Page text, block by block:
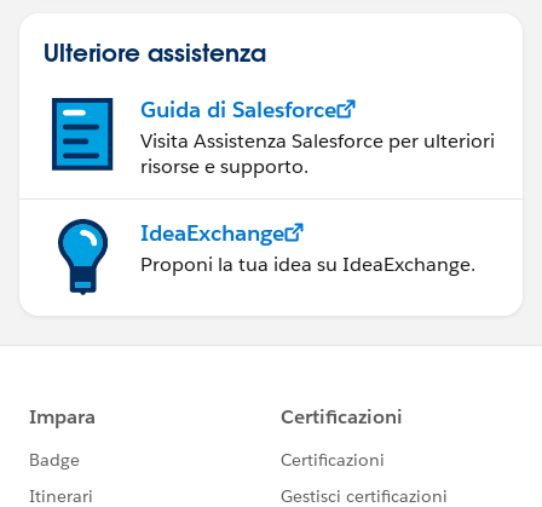
Ulteriore assistenza
Guida di Salesforce
Visita Assistenza Salesforce per ulteriori
risorse e supporto.
IdeaExchange
Proponi la tua idea su IdeaExchange.